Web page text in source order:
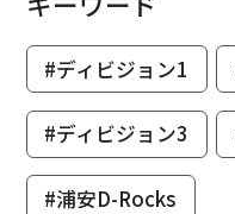
#ディビジョン1
#ディビジョン3
#浦安D-Rocks